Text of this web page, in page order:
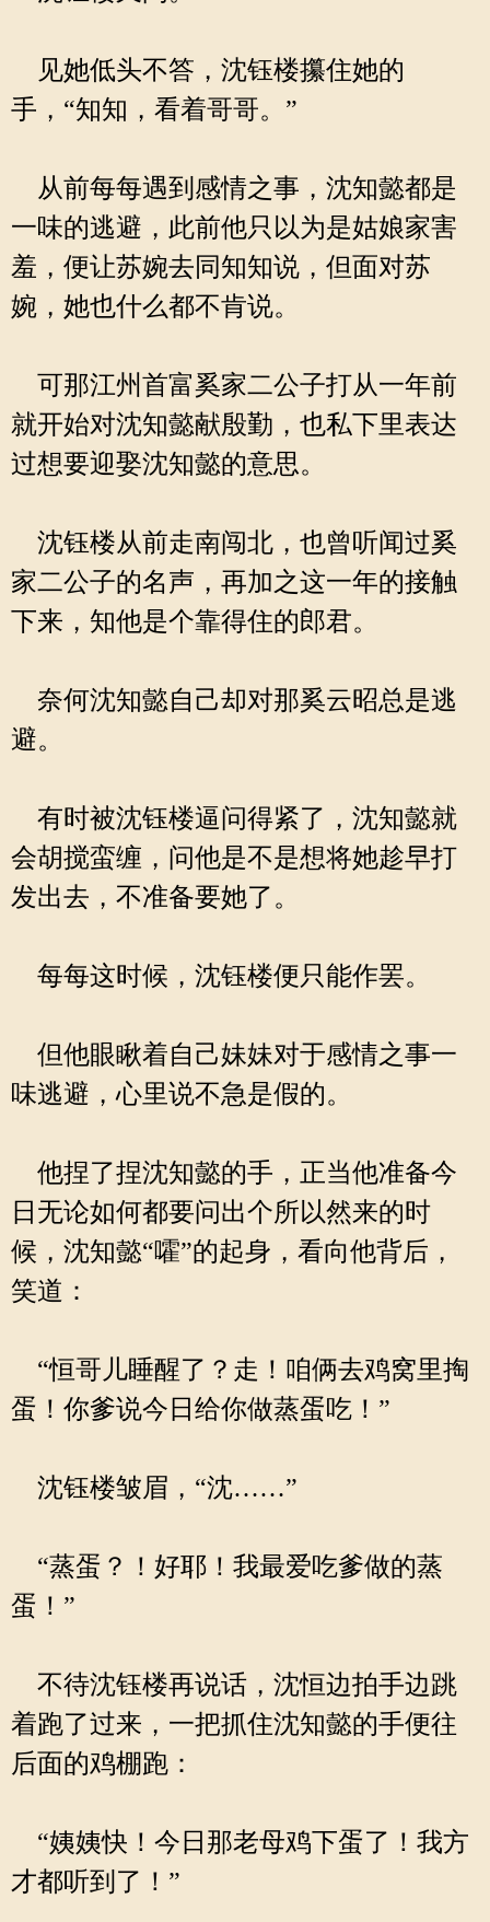
见她低头不答，沈钰楼攥住她的
手，“知知，看着哥哥。”
从前每每遇到感情之事，沈知懿都是
一味的逃避，此前他只以为是姑娘家害
羞，便让苏婉去同知知说，但面对苏
婉，她也什么都不肯说。
可那江州首富奚家二公子打从一年前
就开始对沈知懿献殷勤，也私下里表达
过想要迎娶沈知懿的意思。
沈钰楼从前走南闯北，也曾听闻过奚
家二公子的名声，再加之这一年的接触
下来，知他是个靠得住的郎君。
奈何沈知懿自己却对那奚云昭总是逃
避。
有时被沈钰楼逼问得紧了，沈知懿就
会胡搅蛮缠，问他是不是想将她趁早打
发出去，不准备要她了。
每每这时候，沈钰楼便只能作罢。
但他眼瞅着自己妹妹对于感情之事一
味逃避，心里说不急是假的。
他捏了捏沈知懿的手，正当他准备今
日无论如何都要问出个所以然来的时
候，沈知懿“嚯”的起身，看向他背后，
笑道：
“恒哥儿睡醒了？走！咱俩去鸡窝里掏
蛋！你爹说今日给你做蒸蛋吃！”
沈钰楼皱眉，“沈……”
“蒸蛋？！好耶！我最爱吃爹做的蒸
蛋！”
不待沈钰楼再说话，沈恒边拍手边跳
着跑了过来，一把抓住沈知懿的手便往
后面的鸡棚跑：
“姨姨快！今日那老母鸡下蛋了！我方
才都听到了！”